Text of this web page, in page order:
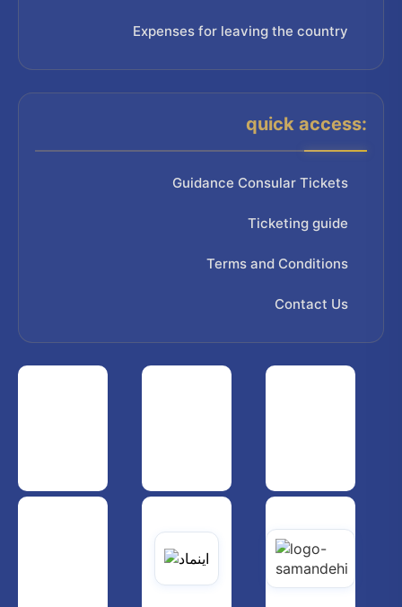
Expenses for leaving the country
quick access:
Guidance Consular Tickets
Ticketing guide
Terms and Conditions
Contact Us